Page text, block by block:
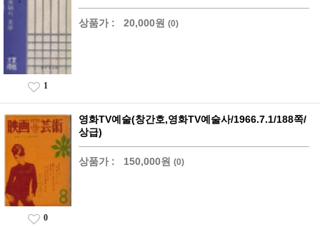
상품가 : 20,000원 (0)
1
영화TV예술(창간호,영화TV예술사/1966.7.1/188쪽/
상급)
상품가 : 150,000원 (0)
0